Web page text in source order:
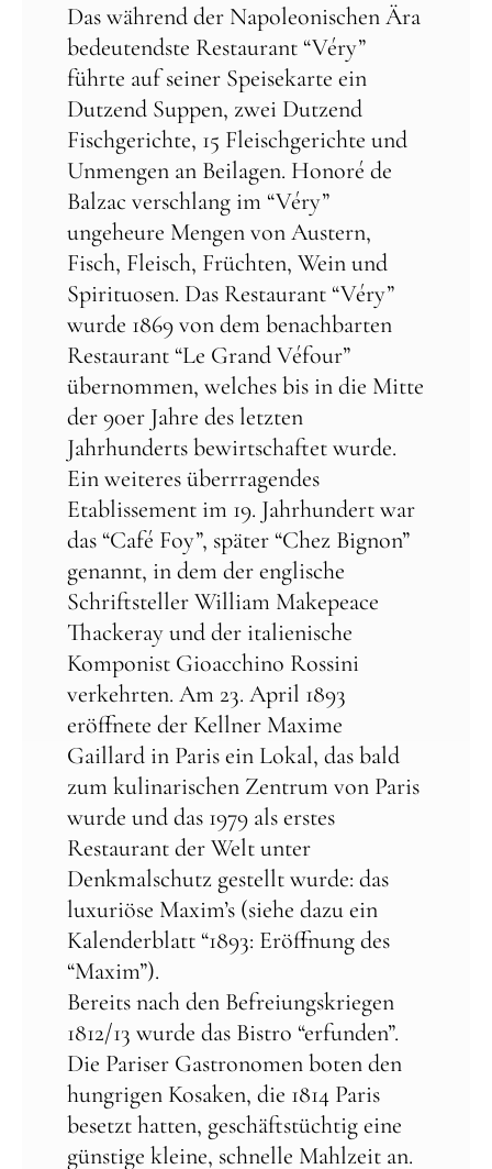
Das während der Napoleonischen Ära
bedeutendste Restaurant “Véry”
führte auf seiner Speisekarte ein
Dutzend Suppen, zwei Dutzend
Fischgerichte, 15 Fleischgerichte und
Unmengen an Beilagen. Honoré de
Balzac verschlang im “Véry”
ungeheure Mengen von Austern,
Fisch, Fleisch, Früchten, Wein und
Spirituosen. Das Restaurant “Véry”
wurde 1869 von dem benachbarten
Restaurant “Le Grand Véfour”
übernommen, welches bis in die Mitte
der 90er Jahre des letzten
Jahrhunderts bewirtschaftet wurde.
Ein weiteres überrragendes
Etablissement im 19. Jahrhundert war
das “Café Foy”, später “Chez Bignon”
genannt, in dem der englische
Schriftsteller William Makepeace
Thackeray und der italienische
Komponist Gioacchino Rossini
verkehrten. Am 23. April 1893
eröffnete der Kellner Maxime
Gaillard in Paris ein Lokal, das bald
zum kulinarischen Zentrum von Paris
wurde und das 1979 als erstes
Restaurant der Welt unter
Denkmalschutz gestellt wurde: das
luxuriöse Maxim’s (siehe dazu ein
Kalenderblatt “1893: Eröffnung des
“Maxim”).
Bereits nach den Befreiungskriegen
1812/13 wurde das Bistro “erfunden”.
Die Pariser Gastronomen boten den
hungrigen Kosaken, die 1814 Paris
besetzt hatten, geschäftstüchtig eine
günstige kleine, schnelle Mahlzeit an.